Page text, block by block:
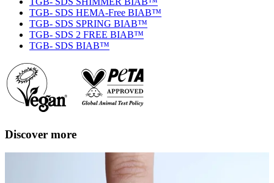
TGB- SDS HEMA-Free BIAB™
TGB- SDS SPRING BIAB™
TGB- SDS 2 FREE BIAB™
TGB- SDS BIAB™
Discover more